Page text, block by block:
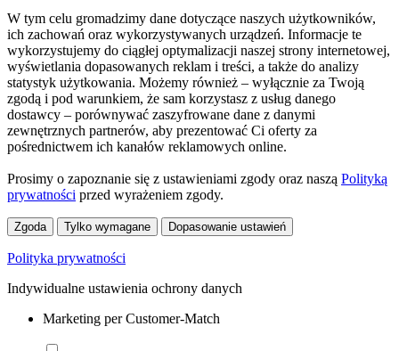
W tym celu gromadzimy dane dotyczące naszych użytkowników,
ich zachowań oraz wykorzystywanych urządzeń. Informacje te
wykorzystujemy do ciągłej optymalizacji naszej strony internetowej,
wyświetlania dopasowanych reklam i treści, a także do analizy
statystyk użytkowania. Możemy również – wyłącznie za Twoją
zgodą i pod warunkiem, że sam korzystasz z usług danego
dostawcy – porównywać zaszyfrowane dane z danymi
zewnętrznych partnerów, aby prezentować Ci oferty za
pośrednictwem ich kanałów reklamowych online.
Prosimy o zapoznanie się z ustawieniami zgody oraz naszą Polityką
prywatności przed wyrażeniem zgody.
Zgoda Tylko wymagane Dopasowanie ustawień
Polityka prywatności
Indywidualne ustawienia ochrony danych
Marketing per Customer-Match